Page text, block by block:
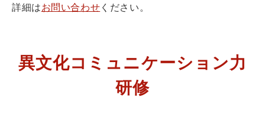
詳細はお問い合わせください。
異文化コミュニケーション力
研修